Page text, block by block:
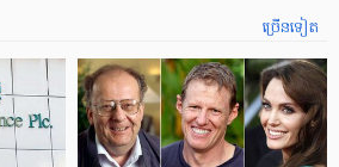
ច្រើនទៀត